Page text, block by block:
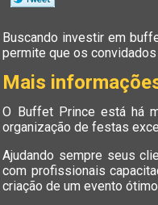
Buscando investir em
permite que os
Mais
O Buffet Prince está há
organização de festas
Ajudando sempre seus
com profissionais
criação de um evento